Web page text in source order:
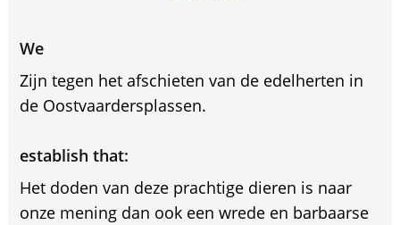
We
Zijn tegen het afschieten van de edelherten in
de Oostvaardersplassen.
establish that:
Het doden van deze prachtige dieren is naar
onze mening dan ook een wrede en barbaarse